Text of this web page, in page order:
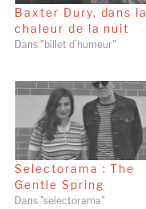
Baxter Dury, dans la
chaleur de la nuit
Dans "billet d’humeur"
Selectorama : The
Gentle Spring
Dans "selectorama"